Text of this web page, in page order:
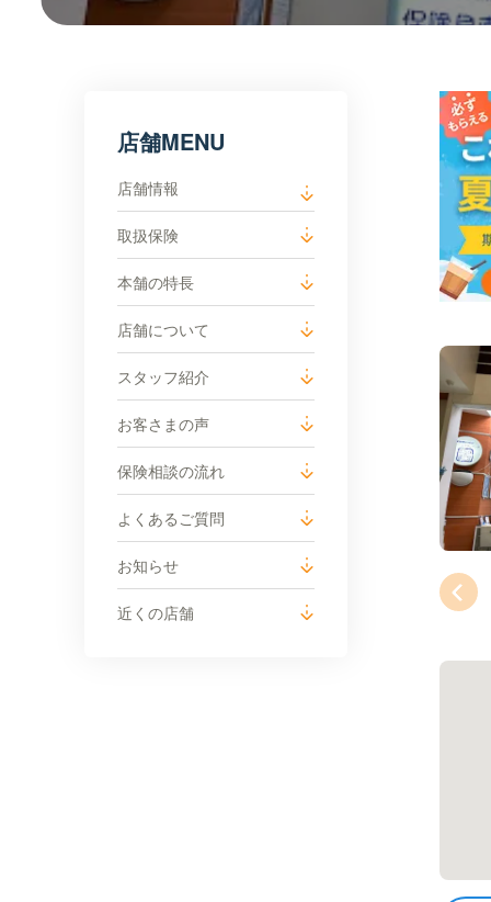
店舗MENU
店舗情報
取扱保険
本舗の特長
店舗について
スタッフ紹介
お客さまの声
保険相談の流れ
よくあるご質問
お知らせ
近くの店舗